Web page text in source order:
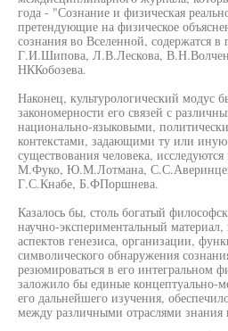
года - "Сознание и физическая
претендующие на физическое
сознания во Вселенной, содержатся
Г.И.Шипова, Л.В.Лескова,
НККобозева.
Наконец, культурологический модус
закономерности его связей с
национально-языковыми,
контекстами, задающими ту или иную
существования человека,
М.Фуко, Ю.М.Лотмана,
Г.С.Кнабе, Б.ФПоршнева.
Казалось бы, столь богатый
научно-экспериментальный
аспектов генезиса, организации,
символического обнаружения
резюмироваться в его интегральном
заложило бы единые концептуально-
его дальнейшего изучения,
между различными отраслями знания